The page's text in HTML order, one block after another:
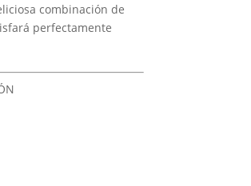
combinación de
perfectamente